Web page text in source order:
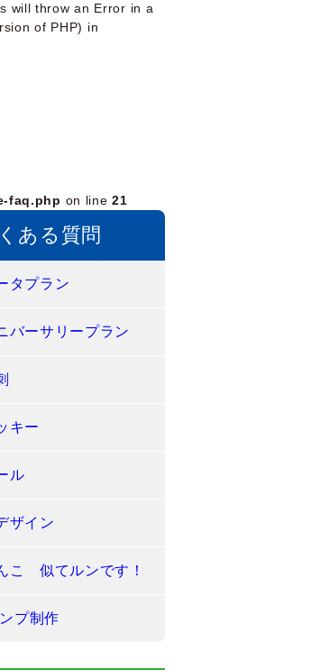
will throw an Error in a
of PHP) in
faq.php on line21
ある質問
タプラン
バーサリープラン
キー
ル
ザイン
こ 似てルンです！
プ制作